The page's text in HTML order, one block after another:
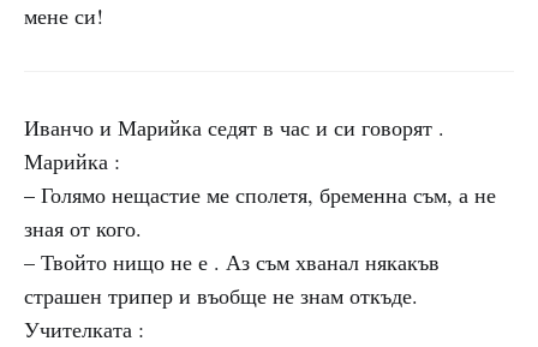
мене си!
Иванчо и Марийка седят в час и си говорят .
Марийка :
– Голямо нещастие ме сполетя, бременна съм, а не
зная от кого.
– Твойто нищо не е . Аз съм хванал някакъв
страшен трипер и въобще не знам откъде.
Учителката :